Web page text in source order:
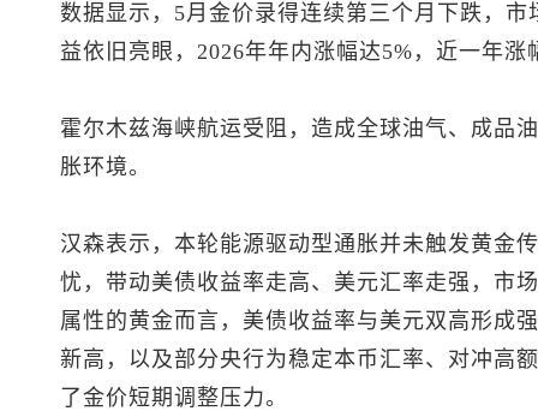
数据显示，5月金价录得连续第三个月下跌，
益依旧亮眼，2026年年内涨幅达5%，近一年
霍尔木兹海峡航运受阻，造成全球油气、成品
胀环境。
汉森表示，本轮能源驱动型通胀并未触发黄金
忧，带动美债收益率走高、美元汇率走强，市
属性的黄金而言，美债收益率与美元双高形成
新高，以及部分央行为稳定本币汇率、对冲高
了金价短期调整压力。